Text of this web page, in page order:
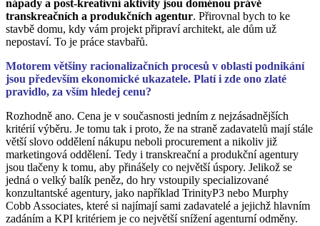
nápady a post-kreativní aktivity jsou doménou právě
transkreačních a produkčních agentur. Přirovnal bych to ke
stavbě domu, kdy vám projekt připraví architekt, ale dům už
nepostaví. To je práce stavbařů.
Motorem většiny racionalizačních procesů v oblasti podnikání
jsou především ekonomické ukazatele. Platí i zde ono zlaté
pravidlo, za vším hledej cenu?
Rozhodně ano. Cena je v současnosti jedním z nejzásadnějších
kritérií výběru. Je tomu tak i proto, že na straně zadavatelů mají stále
větší slovo oddělení nákupu neboli procurement a nikoliv již
marketingová oddělení. Tedy i transkreační a produkční agentury
jsou tlačeny k tomu, aby přinášely co největší úspory. Jelikož se
jedná o velký balík peněz, do hry vstoupily specializované
konzultantské agentury, jako například TrinityP3 nebo Murphy
Cobb Associates, které si najímají sami zadavatelé a jejichž hlavním
zadáním a KPI kritériem je co největší snížení agenturní odměny.